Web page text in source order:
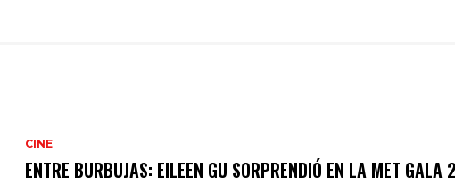
CINE
ENTRE BURBUJAS: EILEEN GU SORPRENDIÓ EN LA MET